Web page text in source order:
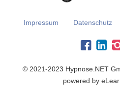
Impressum Datenschutz
© 2021-2023 Hypnose.NET
powered by